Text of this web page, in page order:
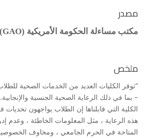
مصدر
مكتب مساءلة الحكومة الأمريكية (GAO)
ملخص
“توفر الكليات العديد من الخدمات الصحية
– بما في ذلك الرعاية الصحية الجنسية
الكلية التي قابلناها إن الطلاب يواجهون
هذه الرعاية ، مثل المعلومات الخاطئة ، وعدم
المتاحة في الحرم الجامعي ، ومخاوف